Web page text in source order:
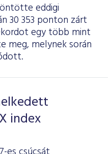
eddigi
30 353 ponton zárt
egy több mint
meg, melynek során
index